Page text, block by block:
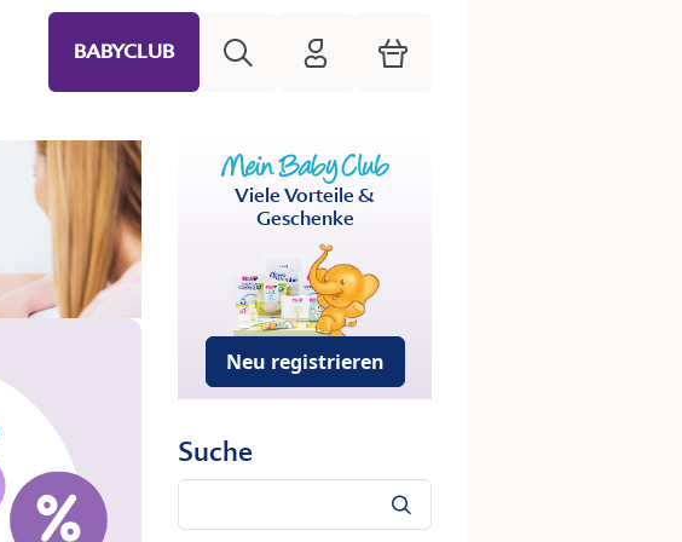
BABYCLUB HiPP Mein Babyclub
Warenkorb
Viele Vorteile &
Geschenke
Neu registrieren
Suche